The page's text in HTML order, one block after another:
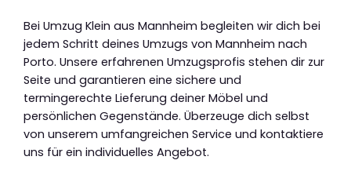
Bei Umzug Klein aus Mannheim begleiten wir dich bei
jedem Schritt deines Umzugs von Mannheim nach
Porto. Unsere erfahrenen Umzugsprofis stehen dir zur
Seite und garantieren eine sichere und
termingerechte Lieferung deiner Möbel und
persönlichen Gegenstände. Überzeuge dich selbst
von unserem umfangreichen Service und kontaktiere
uns für ein individuelles Angebot.